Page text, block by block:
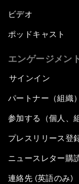
ビデオ
ポッドキャスト
エンゲージメン
サインイン
パートナー（組織
参加する（個人、
プレスリリース登
ニュースレター購
連絡先 (英語のみ)